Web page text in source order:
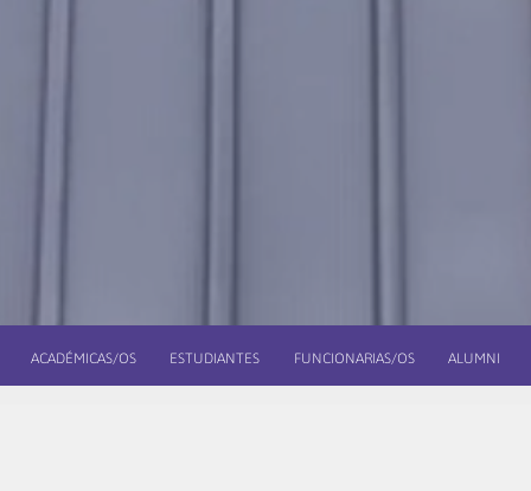
ACADÉMICAS/OS ESTUDIANTES FUNCIONARIAS/OS ALUMNI